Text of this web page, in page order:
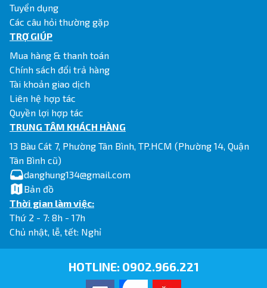
Tuyển dụng
Các câu hỏi thường gặp
TRỢ GIÚP
Mua hàng & thanh toán
Chính sách đổi trả hàng
Tài khoản giao dịch
Liên hệ hợp tác
Quyền lợi hợp tác
TRUNG TÂM KHÁCH HÀNG
13 Bàu Cát 7, Phường Tân Bình, TP.HCM (Phường 14, Quận
Tân Bình cũ)
danghung134@gmail.com
Bản đồ
Thời gian làm việc:
Thứ 2 - 7: 8h - 17h
Chủ nhật, lễ, tết: Nghỉ
HOTLINE: 0902.966.221